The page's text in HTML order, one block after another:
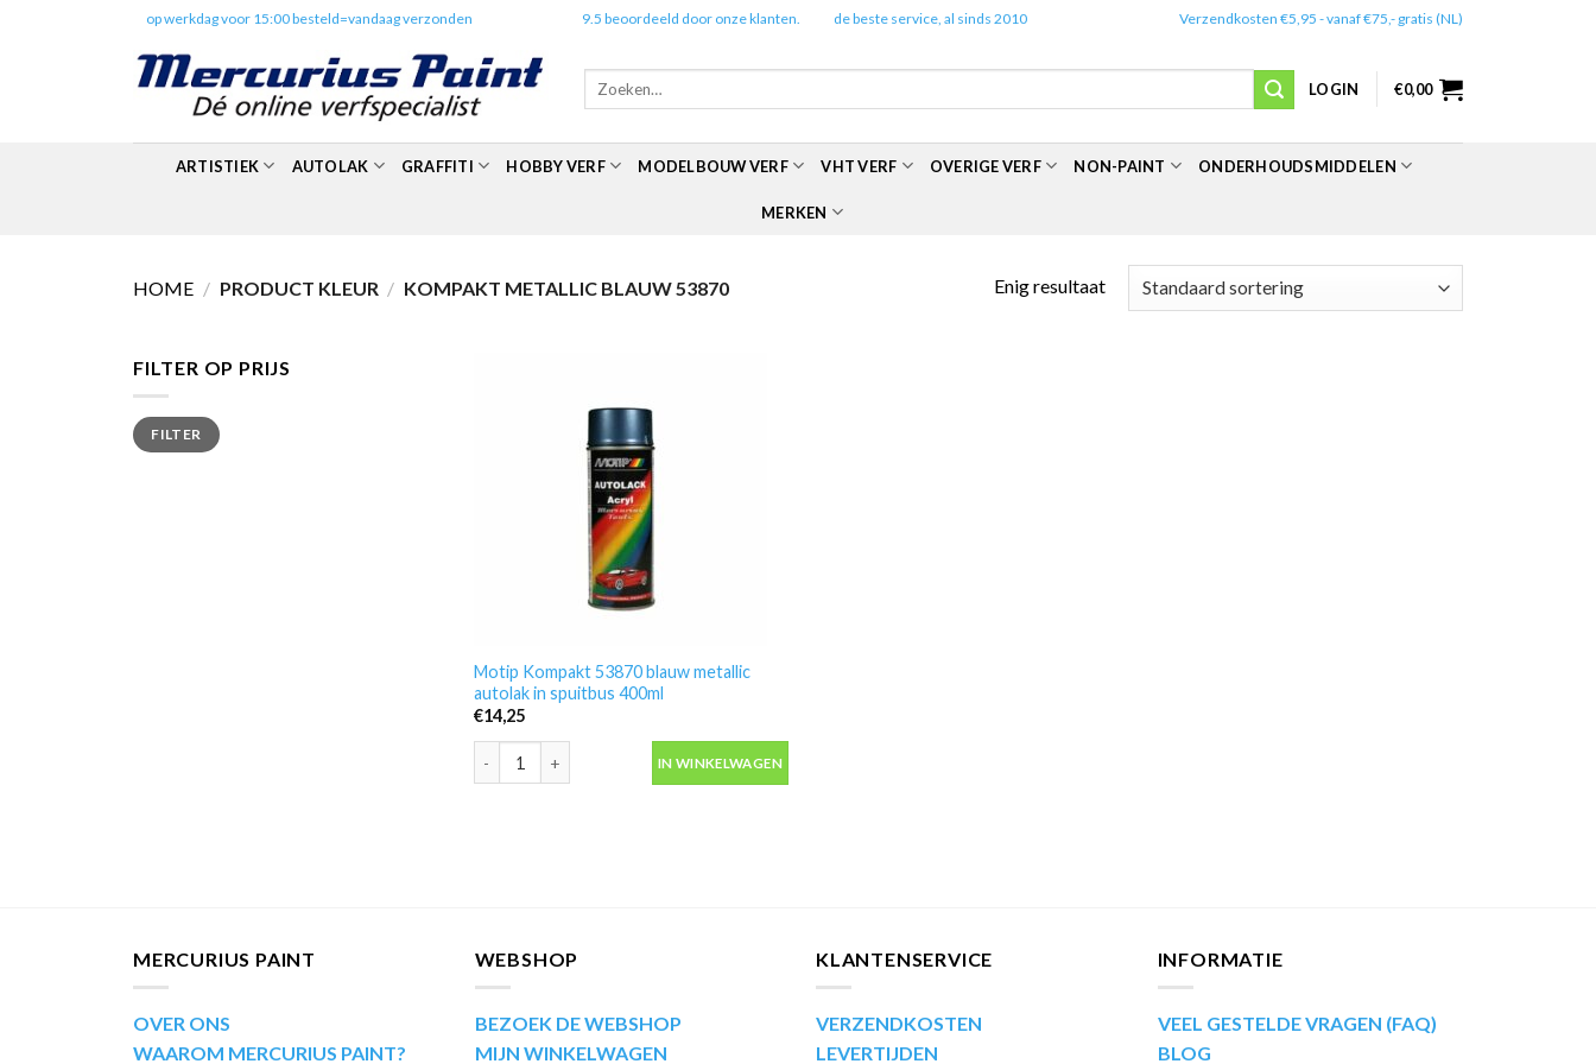
op werkdag voor 15:00 besteld=vandaag verzonden 9.5 beoordeeld door onze klanten. de beste service, al sinds 2010 Verzendkosten €5,95 - vanaf €75,- gratis (NL)
Zoeken
LOGIN €0,00
ARTISTIEK AUTOLAK GRAFFITI HOBBY VERF MODELBOUW VERF VHT VERF OVERIGE VERF NON-PAINT ONDERHOUDSMIDDELEN
MERKEN
HOME / PRODUCT KLEUR / KOMPAKT METALLIC BLAUW 53870 Enig resultaat
FILTER OP PRIJS
Min.
prijs
Max.
prijsFILTER
Motip Kompakt 53870 blauw metallic
autolak in spuitbus 400ml
€14,25
Motip Kompakt 53870 blauw metallic autolak in spuitbus 400ml aantal
IN WINKELWAGEN
MERCURIUS PAINT
OVER ONS
WAAROM MERCURIUS PAINT?
WEBSHOP
BEZOEK DE WEBSHOP
MIJN WINKELWAGEN
KLANTENSERVICE
VERZENDKOSTEN
LEVERTIJDEN
INFORMATIE
VEEL GESTELDE VRAGEN (FAQ)
BLOG